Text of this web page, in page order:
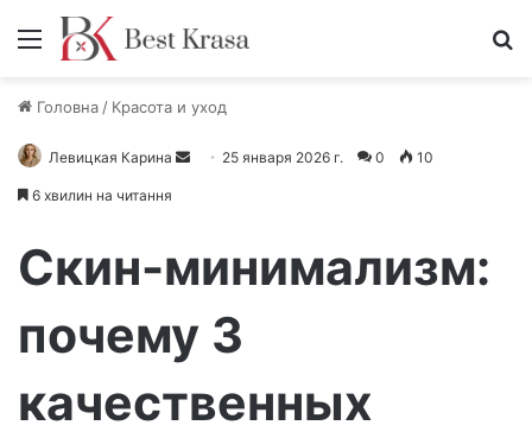
Меню
Головна / Красота и уход
Левицкая Карина
а
и
25 января 2026 г. 0 10
6 хвилин на читання
Скин-минимализм:
почему 3
качественных